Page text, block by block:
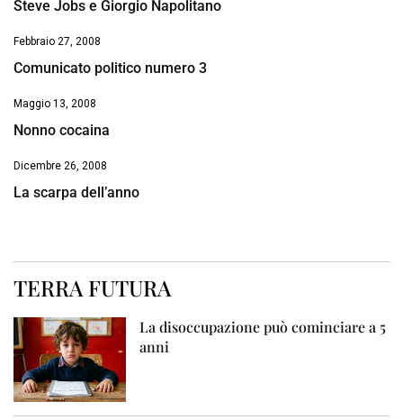
Steve Jobs e Giorgio Napolitano
Febbraio 27, 2008
Comunicato politico numero 3
Maggio 13, 2008
Nonno cocaina
Dicembre 26, 2008
La scarpa dell’anno
TERRA FUTURA
La disoccupazione può cominciare a 5
anni